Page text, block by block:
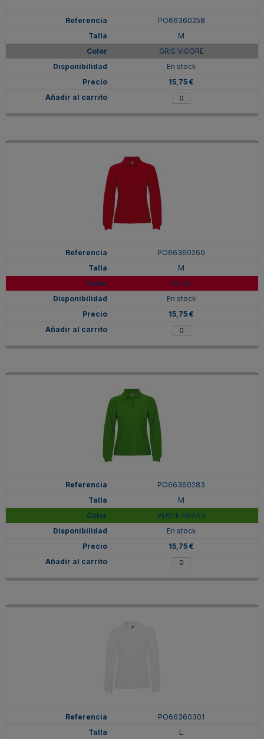
PO66360258
M
GRIS VIGORE
En stock
15,75 €
PO66360260
M
ROJO
En stock
15,75 €
PO66360283
M
VERDE GRASS
En stock
15,75 €
PO66360301
L